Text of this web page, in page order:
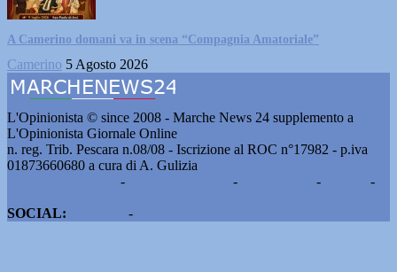
A Camerino domani va in scena “Compagnia Amatoriale”
Camerino 5 Agosto 2026
L'Opinionista © since 2008 - Marche News 24 supplemento a
L'Opinionista Giornale Online
n. reg. Trib. Pescara n.08/08 - Iscrizione al ROC n°17982 - p.iva
01873660680 a cura di A. Gulizia
- - -
-
SOCIAL:
-